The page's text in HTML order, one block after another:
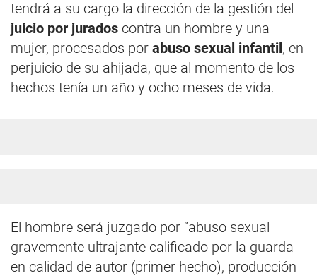
tendrá a su cargo la dirección de la gestión del
juicio por jurados contra un hombre y una
mujer, procesados por abuso sexual infantil , en
perjuicio de su ahijada, que al momento de los
hechos tenía un año y ocho meses de vida.
El hombre será juzgado por “abuso sexual
gravemente ultrajante calificado por la guarda
en calidad de autor (primer hecho), producción